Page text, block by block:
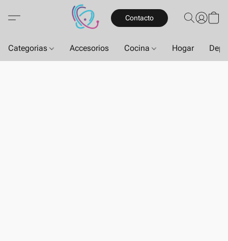
Contacto
Categorias Accesorios Cocina Hogar